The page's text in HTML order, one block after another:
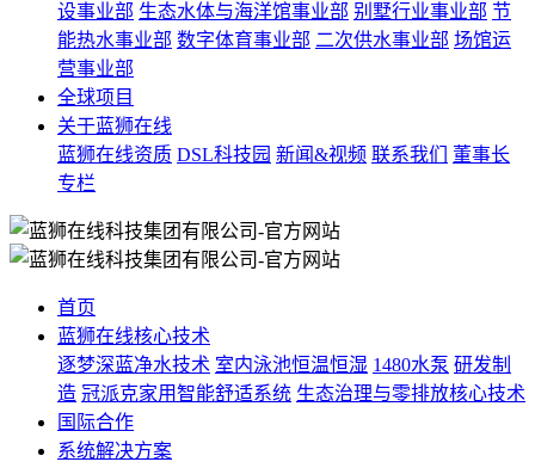
设事业部 生态水体与海洋馆事业部 别墅行业事业部 节
能热水事业部 数字体育事业部 二次供水事业部 场馆运
营事业部
全球项目
关于蓝狮在线
蓝狮在线资质 DSL科技园 新闻&视频 联系我们
董事长
专栏
首页
蓝狮在线核心技术
逐梦深蓝净水技术 室内泳池恒温恒湿 1480水泵 研发制
造 冠派克家用智能舒适系统 生态治理与零排放核心技术
国际合作
系统解决方案